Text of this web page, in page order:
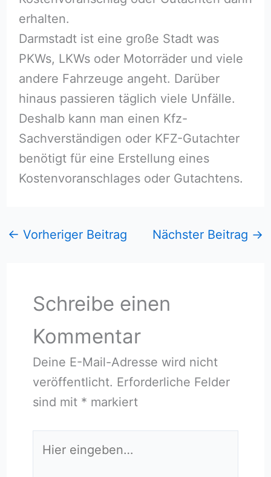
erhalten.
Darmstadt ist eine große Stadt was
PKWs, LKWs oder Motorräder und viele
andere Fahrzeuge angeht. Darüber
hinaus passieren täglich viele Unfälle.
Deshalb kann man einen Kfz-
Sachverständigen oder KFZ-Gutachter
benötigt für eine Erstellung eines
Kostenvoranschlages oder Gutachtens.
← Vorheriger Beitrag Nächster Beitrag →
Schreibe einen
Kommentar
Deine E-Mail-Adresse wird nicht
veröffentlicht. Erforderliche Felder
sind mit * markiert
eingeben…